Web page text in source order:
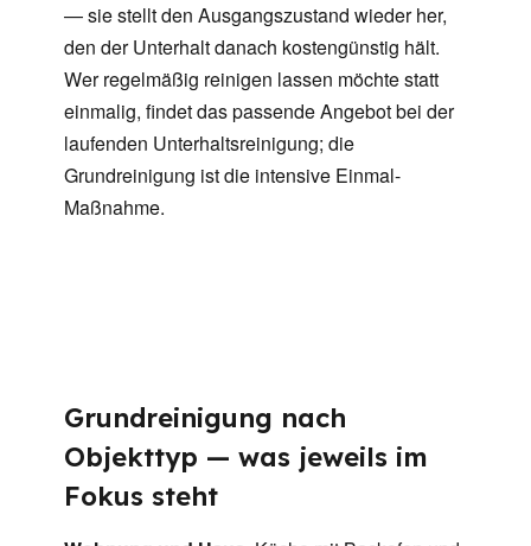
— sie stellt den Ausgangszustand wieder her,
den der Unterhalt danach kostengünstig hält.
Wer regelmäßig reinigen lassen möchte statt
einmalig, findet das passende Angebot bei der
laufenden Unterhaltsreinigung; die
Grundreinigung ist die intensive Einmal-
Maßnahme.
Grundreinigung nach
Objekttyp — was jeweils im
Fokus steht